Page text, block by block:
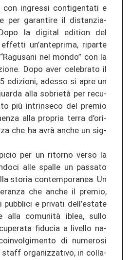
con in­gres­si con­ti­gen­ta­ti e
per ga­ran­ti­re il di­stan­zia­
la digi­tal edi­tion del
un’an­te­pri­ma, ri­par­te
nel mondo” con la
Dopo aver ce­le­bra­to il
edi­zio­ni, ad­es­so si apre un
alla sobrietà per re­cu­
più in­trin­se­co del pre­mio
alla pro­pria terra d’ori­
che ha avrà anche un sig­
per un ri­tor­no verso la
alle spal­le un pas­sa­to
sto­ria con­tem­po­ra­nea. Un
che anche il pre­mio,
e pri­va­ti dell’es­ta­te
alla comunità iblea, sullo
fi­du­cia a li­vel­lo na­
di nu­me­ro­si
staff or­ga­ni­z­za­ti­vo, in col­la­